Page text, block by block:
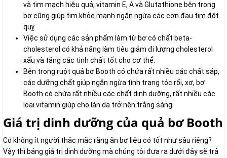
và tim mạch hiệu quả, vitamin E, A và Glutathione bên trong
bơ cũng giúp tim khỏe mạnh ngăn ngừa các cơn đau tim đột
quỵ.
Việc sử dụng các sản phẩm làm từ bơ có chất beta-
cholesterol có khả năng làm tiêu giảm đi lượng cholesterol
xấu và tăng các tinh chất tốt cho cơ thể.
Bên trong ruột quả bơ Booth có chứa rất nhiều các chất sáp,
các dưỡng chất giúp ngăn ngừa tình trạng tóc rối, xơ, bơ
Booth có chứa rất nhiều các chất dinh dưỡng, rất nhiều các
loại vitamin giúp cho làn da trở nên trắng sáng.
Giá trị dinh dưỡng của quả bơ Booth
Có không ít người thắc mắc rằng ăn bơ liệu có tốt như sầu riêng?
Vậy thì bảng giá trị dinh dưỡng mà chúng tôi đưa ra dưới đây sẽ trả